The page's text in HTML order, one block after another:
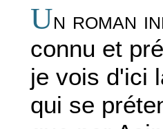
Un roman
connu et
je vois d'ici
qui se